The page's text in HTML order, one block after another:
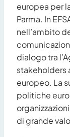
europea per
Parma. In
nell’ambito
dialogo tra
stakeholders
europeo. La
politiche
di grande